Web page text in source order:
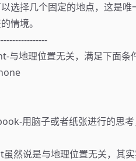
选择几个固定的地点，这是
情境。
与地理位置无关，满足下面条
用脑子或者纸张进行的思
然说是与地理位置无关，其